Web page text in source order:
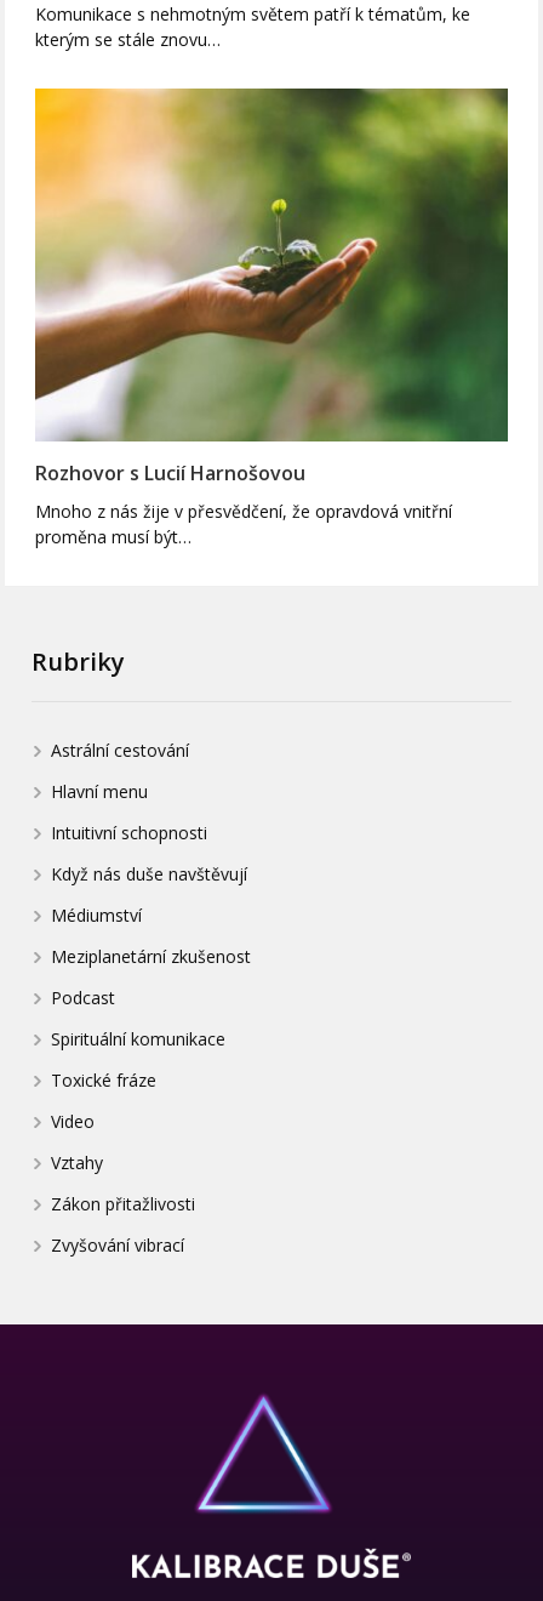
Komunikace s nehmotným světem patří k tématům, ke
kterým se stále znovu…
Rozhovor s Lucií Harnošovou
Mnoho z nás žije v přesvědčení, že opravdová vnitřní
proměna musí být…
Rubriky
Astrální cestování
Hlavní menu
Intuitivní schopnosti
Když nás duše navštěvují
Médiumství
Meziplanetární zkušenost
Podcast
Spirituální komunikace
Toxické fráze
Video
Vztahy
Zákon přitažlivosti
Zvyšování vibrací